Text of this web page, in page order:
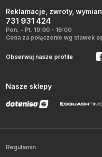
Reklamacje, zwroty,
731 931 424
Pon. - Pt. 10:00 - 16:00
Cena za połączenie wg stawek
Obserwuj nasze profile
Nasze sklepy
Regulamin